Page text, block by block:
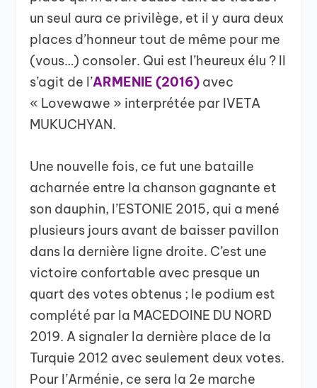
un seul aura ce privilège, et il y aura deux
places d’honneur tout de même pour me
(vous…) consoler. Qui est l’heureux élu ? Il
s’agit de l’ARMENIE (2016) avec
« Lovewawe » interprétée par IVETA
MUKUCHYAN.
Une nouvelle fois, ce fut une bataille
acharnée entre la chanson gagnante et
son dauphin, l’ESTONIE 2015, qui a mené
plusieurs jours avant de baisser pavillon
dans la dernière ligne droite. C’est une
victoire confortable avec presque un
quart des votes obtenus ; le podium est
complété par la MACEDOINE DU NORD
2019. A signaler la dernière place de la
Turquie 2012 avec seulement deux votes.
Pour l’Arménie, ce sera la 2e marche